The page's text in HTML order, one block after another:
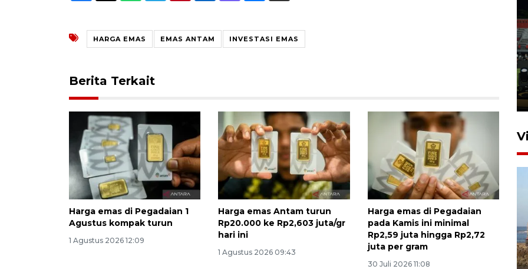
HARGA EMAS EMAS ANTAM INVESTASI EMAS
Berita Terkait
Harga emas di Pegadaian 1
Agustus kompak turun
1 Agustus 2026 12:09
Harga emas Antam turun
Rp20.000 ke Rp2,603 juta/gr
hari ini
1 Agustus 2026 09:43
Harga emas di Pegadaian
pada Kamis ini minimal
Rp2,59 juta hingga Rp2,72
juta per gram
30 Juli 2026 11:08
Kemen LH, KKP, dan Gubernur
Bali tanam ribuan bibit